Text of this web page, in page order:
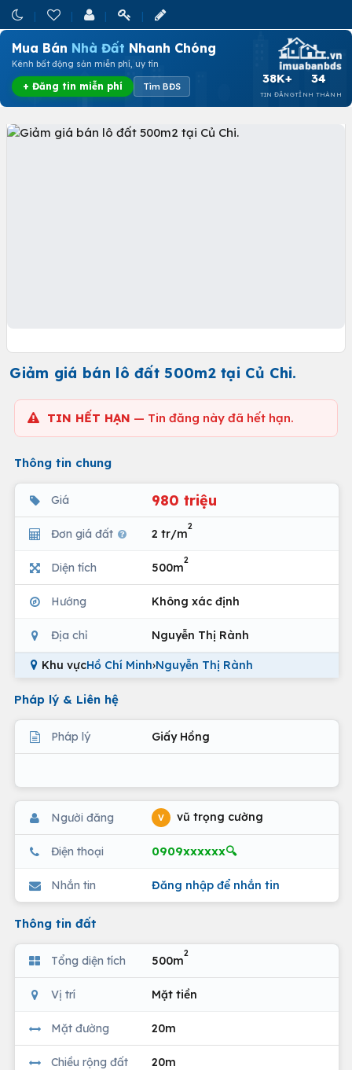
Mua Bán Nhà Đất Nhanh Chóng
Kênh bất động sản miễn phí, uy tín
+ Đăng tin miễn phí Tìm BĐS
38K+
TIN ĐĂNG
34
TỈNH THÀNH
Giảm giá bán lô đất 500m2 tại Củ Chi.
TIN HẾT HẠN — Tin đăng này đã hết hạn.
Thông tin chung
Giá 980 triệu
Đơn giá đất 2 tr/m
2
Diện tích 500m
2
Hướng Không xác định
Địa chỉ Nguyễn Thị Rành
Khu vựcHồ Chí Minh›Nguyễn Thị Rành
Pháp lý & Liên hệ
Pháp lý Giấy Hồng
Người đăng V vũ trọng cường
Điện thoại 0909xxxxxx🔍
Nhắn tin Đăng nhập để nhắn tin
Thông tin đất
Tổng diện tích 500m
2
Vị trí Mặt tiền
Mặt đường 20m
Chiều rộng đất 20m